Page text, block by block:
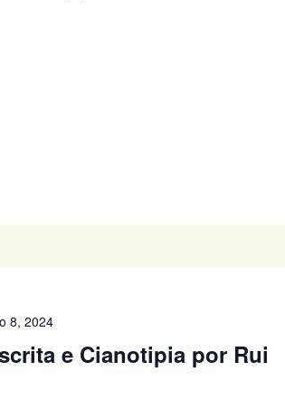
e Cianotipia por Rui
8, 2024